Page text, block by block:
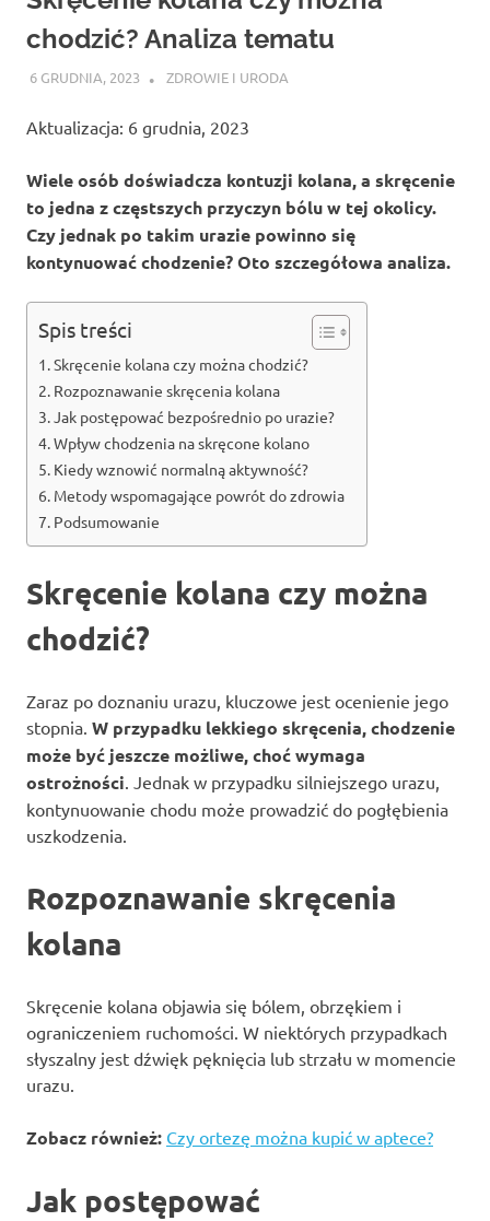
chodzić? Analiza tematu
6 GRUDNIA, 2023 ATROX
ZDROWIE I URODA
Aktualizacja: 6 grudnia, 2023
Wiele osób doświadcza kontuzji kolana, a skręcenie
to jedna z częstszych przyczyn bólu w tej okolicy.
Czy jednak po takim urazie powinno się
kontynuować chodzenie? Oto szczegółowa analiza.
Spis treści
Skręcenie kolana czy można chodzić?
Rozpoznawanie skręcenia kolana
Jak postępować bezpośrednio po urazie?
Wpływ chodzenia na skręcone kolano
Kiedy wznowić normalną aktywność?
Metody wspomagające powrót do zdrowia
Podsumowanie
Skręcenie kolana czy można
chodzić?
Zaraz po doznaniu urazu, kluczowe jest ocenienie jego
stopnia. W przypadku lekkiego skręcenia, chodzenie
może być jeszcze możliwe, choć wymaga
ostrożności. Jednak w przypadku silniejszego urazu,
kontynuowanie chodu może prowadzić do pogłębienia
uszkodzenia.
Rozpoznawanie skręcenia
kolana
Skręcenie kolana objawia się bólem, obrzękiem i
ograniczeniem ruchomości. W niektórych przypadkach
słyszalny jest dźwięk pęknięcia lub strzału w momencie
urazu.
Zobacz również: Czy ortezę można kupić w aptece?
Jak postępować